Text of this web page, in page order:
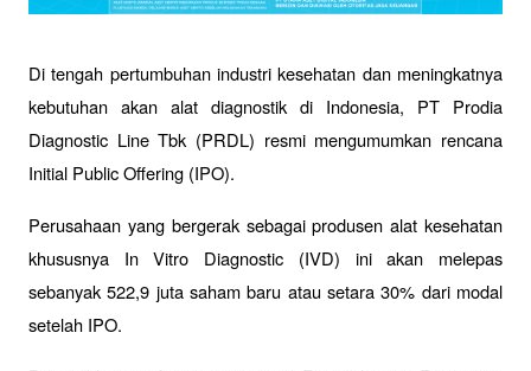
Di tengah pertumbuhan industri kesehatan dan meningkatnya
kebutuhan akan alat diagnostik di Indonesia, PT Prodia
Diagnostic Line Tbk (PRDL) resmi mengumumkan rencana
Initial Public Offering (IPO).
Perusahaan yang bergerak sebagai produsen alat kesehatan
khususnya In Vitro Diagnostic (IVD) ini akan melepas
sebanyak 522,9 juta saham baru atau setara 30% dari modal
setelah IPO.